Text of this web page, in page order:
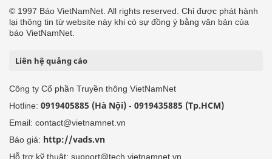
© 1997 Báo VietNamNet. All rights reserved. Chỉ được phát hành
lại thông tin từ website này khi có sự đồng ý bằng văn bản của
báo VietNamNet.
Liên hệ quảng cáo
Công ty Cổ phần Truyền thông VietNamNet
Hotline: 0919405885 (Hà Nội) - 0919435885 (Tp.HCM)
Email: contact@vietnamnet.vn
Báo giá: http://vads.vn
Hỗ trợ kỹ thuật: support@tech.vietnamnet.vn